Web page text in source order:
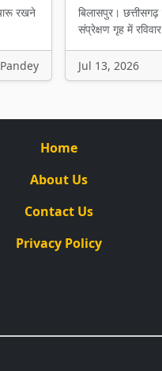
रखने
बिलासपुर।
संप्रेक्षण गृह में
Jul 13, 2026
Home
About Us
Contact Us
Privacy Policy